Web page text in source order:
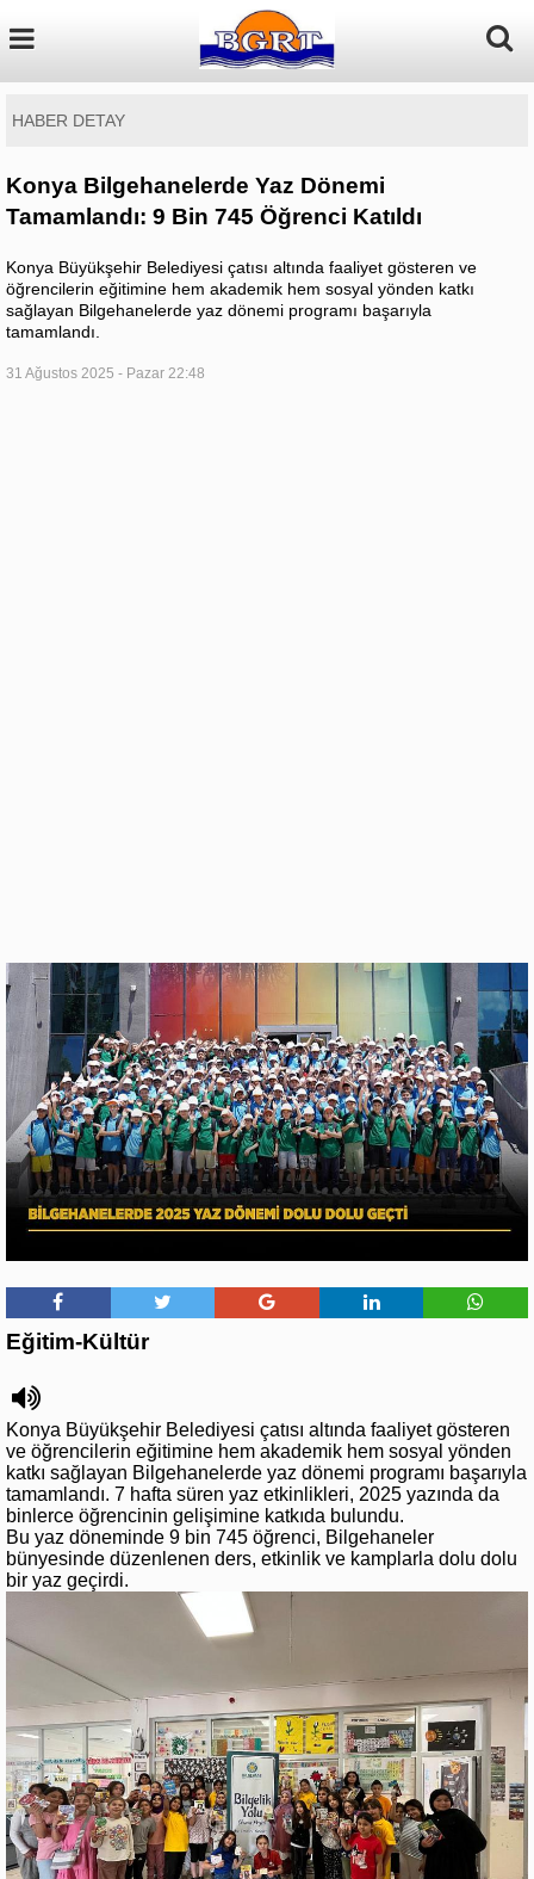
HABER DETAY
Konya Bilgehanelerde Yaz Dönemi
Tamamlandı: 9 Bin 745 Öğrenci Katıldı
Konya Büyükşehir Belediyesi çatısı altında faaliyet gösteren ve
öğrencilerin eğitimine hem akademik hem sosyal yönden katkı
sağlayan Bilgehanelerde yaz dönemi programı başarıyla
tamamlandı.
31 Ağustos 2025 - Pazar 22:48
Eğitim-Kültür
Konya Büyükşehir Belediyesi çatısı altında faaliyet gösteren
ve öğrencilerin eğitimine hem akademik hem sosyal yönden
katkı sağlayan Bilgehanelerde yaz dönemi programı başarıyla
tamamlandı. 7 hafta süren yaz etkinlikleri, 2025 yazında da
binlerce öğrencinin gelişimine katkıda bulundu.
Bu yaz döneminde 9 bin 745 öğrenci, Bilgehaneler
bünyesinde düzenlenen ders, etkinlik ve kamplarla dolu dolu
bir yaz geçirdi.